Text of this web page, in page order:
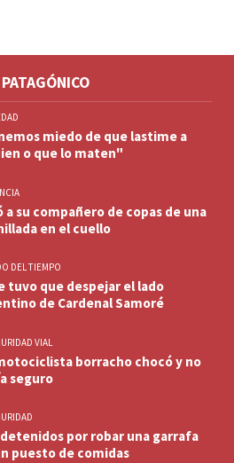
miedo de que lastime a
o que lo maten"
a su compañero de copas de una
en el cuello
DEL TIEMPO
tuvo que despejar el lado
de Cardenal Samoré
VIAL
borracho chocó y no
seguro
detenidos por robar una garrafa
puesto de comidas